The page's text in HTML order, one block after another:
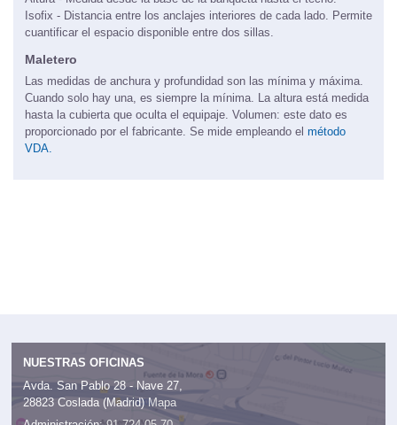
Isofix - Distancia entre los anclajes interiores de cada lado. Permite
cuantificar el espacio disponible entre dos sillas.
Maletero
Las medidas de anchura y profundidad son las mínima y máxima.
Cuando solo hay una, es siempre la mínima. La altura está medida
hasta la cubierta que oculta el equipaje. Volumen: este dato es
proporcionado por el fabricante. Se mide empleando el método
VDA.
NUESTRAS OFICINAS
Avda. San Pablo 28 - Nave 27,
28823 Coslada (Madrid) Mapa